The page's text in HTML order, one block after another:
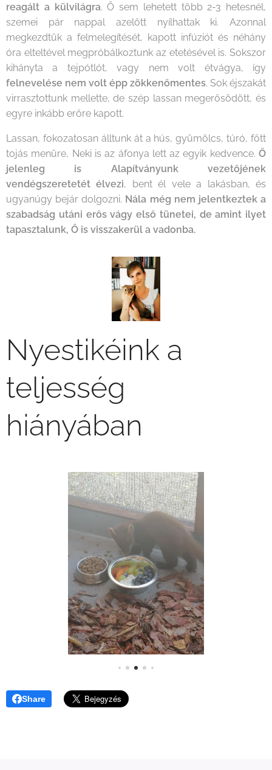
reagált a külvilágra. Ő sem lehetett több 2-3 hetesnél,
szemei pár nappal azelőtt nyílhattak ki. Azonnal
megkezdtük a felmelegítését, kapott infúziót és néhány
óra elteltével megpróbálkoztunk az etetésével is. Sokszor
kihányta a tejpótlót, vagy nem volt étvágya, így
felnevelése nem volt épp zökkenőmentes. Sok éjszakát
virrasztottunk mellette, de szép lassan megerősödött, és
egyre inkább erőre kapott.
Lassan, fokozatosan álltunk át a hús, gyümölcs, túró, főtt
tojás menüre, Neki is az áfonya lett az egyik kedvence. Ő
jelenleg is Alapítványunk vezetőjének
vendégszeretetét élvezi, bent él vele a lakásban, és
ugyanúgy bejár dolgozni. Nála még nem jelentkeztek a
szabadság utáni erős vágy első tünetei, de amint ilyet
tapasztalunk, Ő is visszakerül a vadonba.
Nyestikéink a
teljesség
hiányában
Share